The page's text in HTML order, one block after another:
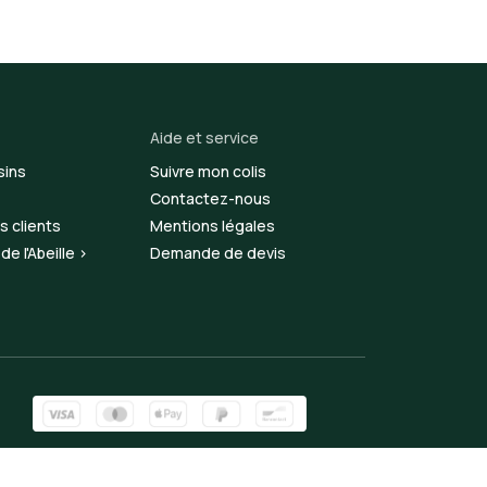
clients
l'Abeille >
Aide et service
Suivre mon colis
Contactez-nous
Mentions légales
Demande de devis